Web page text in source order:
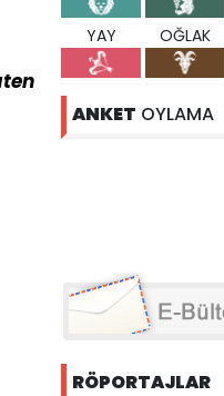
YAY OĞLAK
ANKET OYLAMA
RÖPORTAJLAR